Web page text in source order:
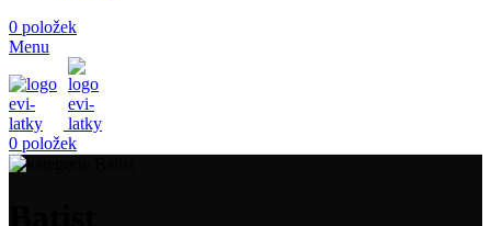
0 položek
Menu
0 položek